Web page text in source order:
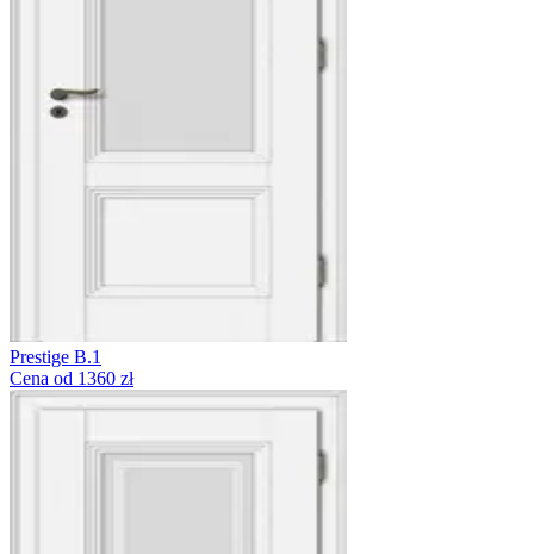
Prestige B.1
Cena od 1360 zł